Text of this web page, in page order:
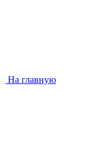
На главную